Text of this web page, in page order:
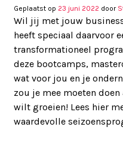
Geplaatst op 23 juni 2022 door
Wil jij met jouw
heeft speciaal daarvoor
transformationeel
deze bootcamps,
wat voor jou en je
zou je mee moeten
wilt groeien! Lees hier
waardevolle